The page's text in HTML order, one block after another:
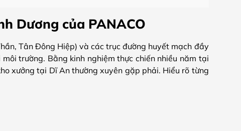
Dương của PANACO
Tân Đông Hiệp) và các trục đường huyết mạch đầy
trường. Bằng kinh nghiệm thực chiến nhiều năm tại
xưởng tại Dĩ An thường xuyên gặp phải. Hiểu rõ từng